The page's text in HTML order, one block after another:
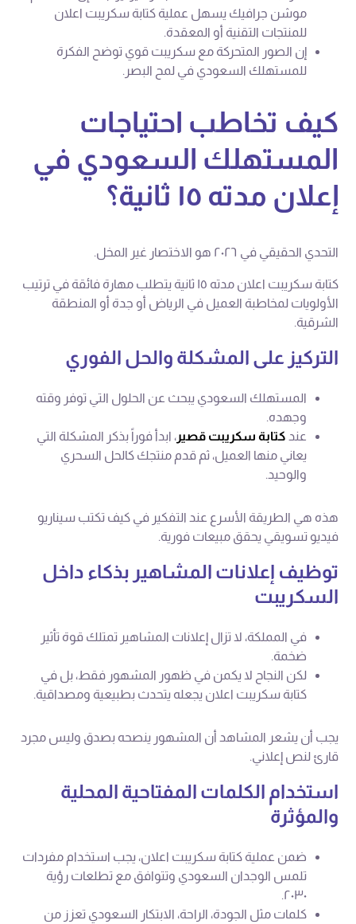
موشن جرافيك يسهل عملية كتابة سكريبت اعلان
للمنتجات التقنية أو المعقدة.
إن الصور المتحركة مع سكريبت قوي توضح الفكرة
للمستهلك السعودي في لمح البصر.
كيف تخاطب احتياجات
المستهلك السعودي في
إعلان مدته ١٥ ثانية؟
التحدي الحقيقي في ٢٠٢٦ هو الاختصار غير المخل.
كتابة سكريبت اعلان مدته ١٥ ثانية يتطلب مهارة فائقة في ترتيب
الأولويات لمخاطبة العميل في الرياض أو جدة أو المنطقة
الشرقية.
التركيز على المشكلة والحل الفوري
المستهلك السعودي يبحث عن الحلول التي توفر وقته
وجهده.
عند كتابة سكريبت قصير، ابدأ فوراً بذكر المشكلة التي
يعاني منها العميل، ثم قدم منتجك كالحل السحري
والوحيد.
هذه هي الطريقة الأسرع عند التفكير في كيف تكتب سيناريو
فيديو تسويقي يحقق مبيعات فورية.
توظيف إعلانات المشاهير بذكاء داخل
السكريبت
في المملكة، لا تزال إعلانات المشاهير تمتلك قوة تأثير
ضخمة.
لكن النجاح لا يكمن في ظهور المشهور فقط، بل في
كتابة سكريبت اعلان يجعله يتحدث بطبيعية ومصداقية.
يجب أن يشعر المشاهد أن المشهور ينصحه بصدق وليس مجرد
قارئ لنص إعلاني.
استخدام الكلمات المفتاحية المحلية
والمؤثرة
ضمن عملية كتابة سكريبت اعلان، يجب استخدام مفردات
تلمس الوجدان السعودي وتتوافق مع تطلعات رؤية
٢٠٣٠.
كلمات مثل الجودة، الراحة، الابتكار السعودي تعزز من